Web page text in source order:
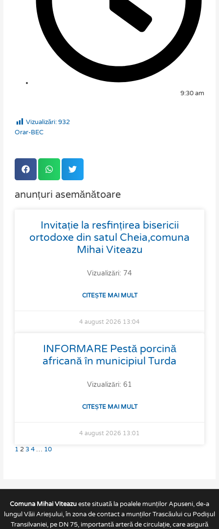
9:30 am
Vizualizări: 932
Orar-BEC
anunțuri asemănătoare
Invitație la resfințirea bisericii
ortodoxe din satul Cheia,comuna
Mihai Viteazu
Vizualizări: 74
CITEȘTE MAI MULT
4 august 2026 13:04
INFORMARE Pestă porcină
africană în municipiul Turda
Vizualizări: 61
CITEȘTE MAI MULT
4 august 2026 13:01
1 2 3 4 … 10
Comuna Mihai Viteazueste situată la poalele munților Apuseni, de-a
lungul Văii Arieșului, în zona de contact a munților Trascăului cu Podișul
Transilvaniei, pe DN 75, importantă arteră de circulație, care asigură